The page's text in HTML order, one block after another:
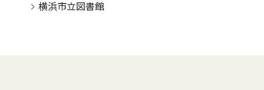
横浜市立図書館